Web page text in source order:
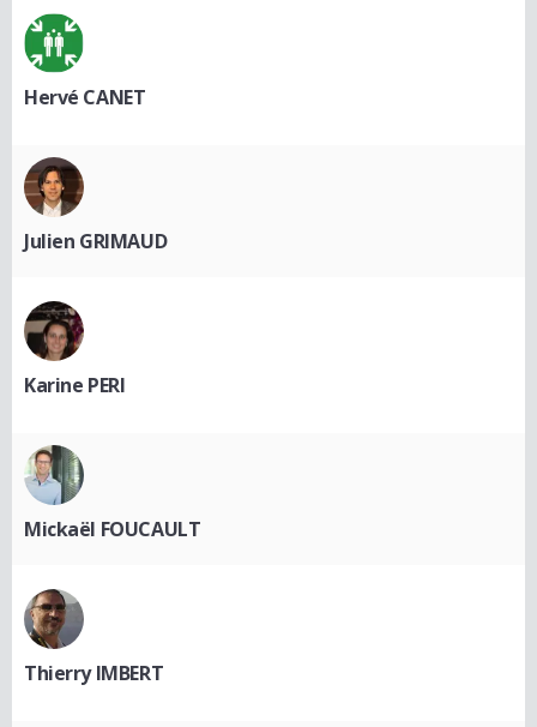
Hervé CANET
Julien GRIMAUD
Karine PERI
Mickaël FOUCAULT
Thierry IMBERT